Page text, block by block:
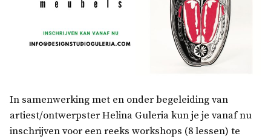
In samenwerking met en onder begeleiding van
artiest/ontwerpster Helina Guleria kun je je vanaf nu
inschrijven voor een reeks workshops (8 lessen) te